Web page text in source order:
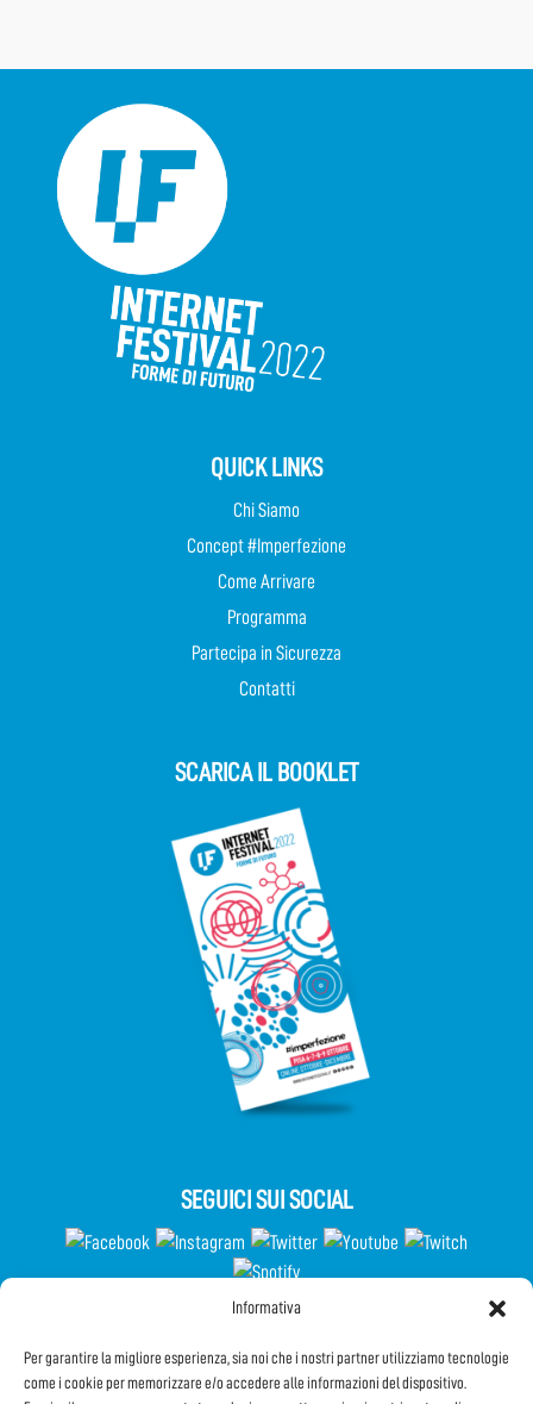
Informativa
Per garantire la migliore esperienza, sia noi che i nostri partner utilizziamo tecnologie
come i cookie per memorizzare e/o accedere alle informazioni del dispositivo.
QUICK LINKS
Chi Siamo
Concept #Imperfezione
Come Arrivare
Programma
Partecipa in Sicurezza
Contatti
SCARICA IL BOOKLET
SEGUICI SUI SOCIAL